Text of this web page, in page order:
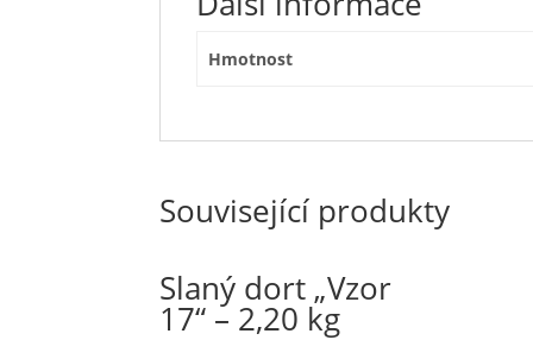
Hmotnost
Související produkty
Slaný dort „Vzor
17“ – 2,20 kg